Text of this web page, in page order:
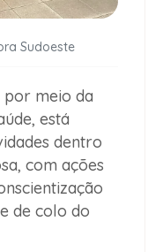
Sudoeste
por meio da
, está
dentro
, com ações
de colo do